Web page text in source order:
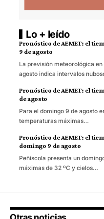
Lo + leído
Pronóstico de AEMET: el
9 de agosto
La previsión meteorológica
agosto indica intervalos
Pronóstico de AEMET: el
de agosto
Para el domingo 9 de agosto
temperaturas máximas…
Pronóstico de AEMET: el
domingo 9 de agosto
Peñíscola presenta un
máximas de 32 ºC y cielos…